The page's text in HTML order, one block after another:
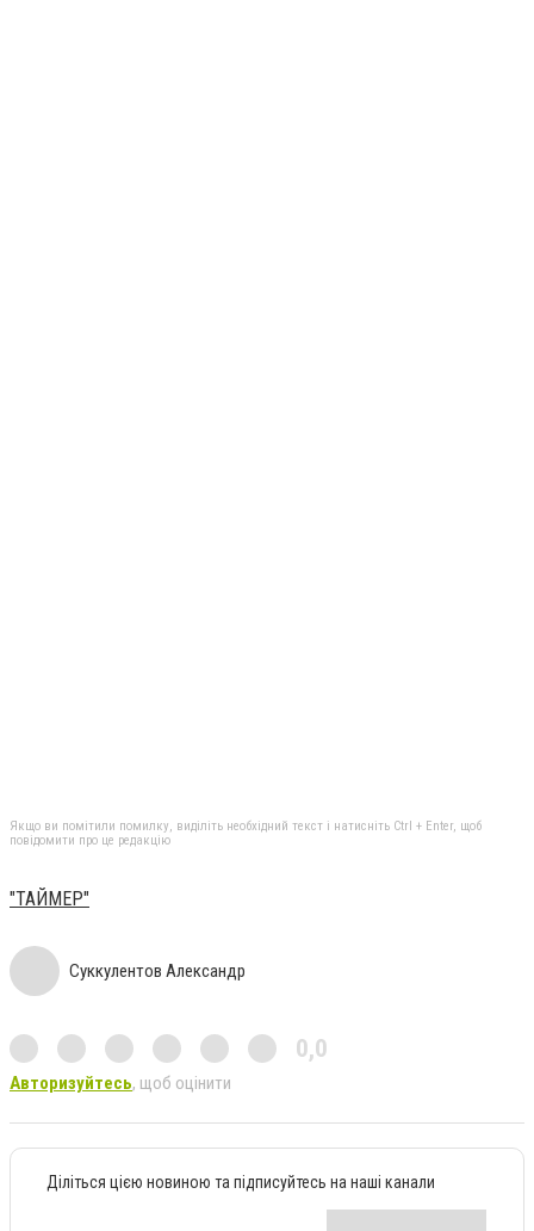
Якщо ви помітили помилку, виділіть необхідний текст і натисніть Ctrl + Enter, щоб
повідомити про це редакцію
"ТАЙМЕР"
Суккулентов Александр
0,0
Авторизуйтесь, щоб оцінити
Діліться цією новиною та підписуйтесь на наші канали